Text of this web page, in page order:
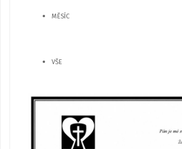
MĚSÍC
VŠE